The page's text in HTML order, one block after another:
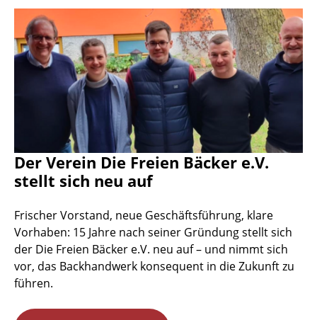
Der Verein Die Freien Bäcker e.V.
stellt sich neu auf
Frischer Vorstand, neue Geschäftsführung, klare
Vorhaben: 15 Jahre nach seiner Gründung stellt sich
der Die Freien Bäcker e.V. neu auf – und nimmt sich
vor, das Backhandwerk konsequent in die Zukunft zu
führen.